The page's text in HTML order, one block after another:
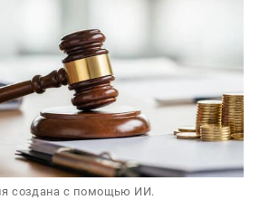
создана с помощью ИИ.